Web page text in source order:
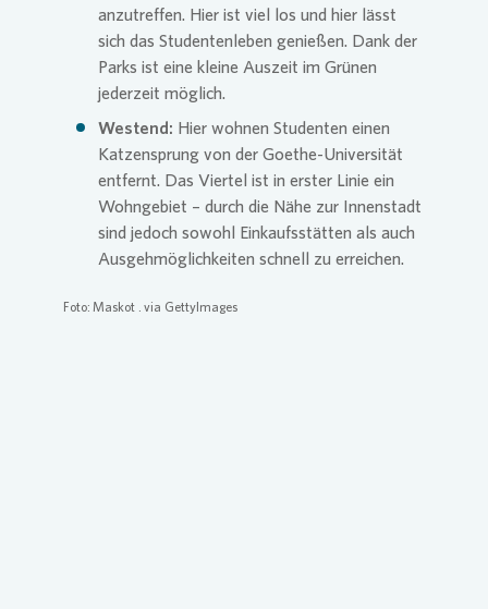
anzutreffen. Hier ist viel los und hier lässt
sich das Studentenleben genießen. Dank der
Parks ist eine kleine Auszeit im Grünen
jederzeit möglich.
Westend: Hier wohnen Studenten einen
Katzensprung von der Goethe-Universität
entfernt. Das Viertel ist in erster Linie ein
Wohngebiet – durch die Nähe zur Innenstadt
sind jedoch sowohl Einkaufsstätten als auch
Ausgehmöglichkeiten schnell zu erreichen.
Foto: Maskot . via GettyImages